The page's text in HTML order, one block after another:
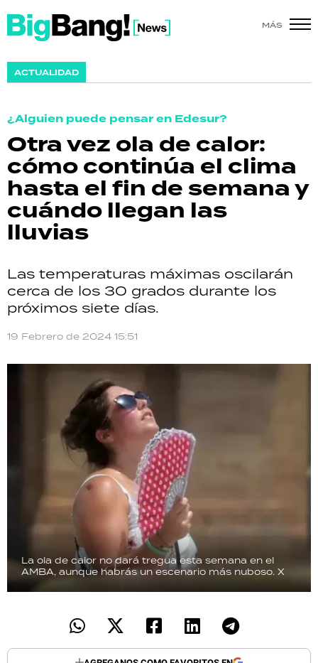
MÁS
ACTUALIDAD
¿Alguien puede pensar en Edesur?
Otra vez ola de calor:
cómo continúa el clima
hasta el fin de semana y
cuándo llegan las
lluvias
Las temperaturas máximas oscilarán
cerca de los 30 grados durante los
próximos siete días.
19 Febrero de 2024 15:51
La ola de calor no dará tregua esta semana en el
AMBA, aunque habrás un escenario más nuboso. X
SHOW
ACTUALIDAD
POLICIALES
ECONOMÍA
GRAN HERMANO
SALUD
DEPORTES
TECNOLOGÍA
RECETAS
PALABRAS
HORÓSCOPO
Seguinos